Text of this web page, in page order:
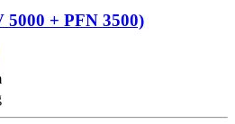
+ PFN 3500)